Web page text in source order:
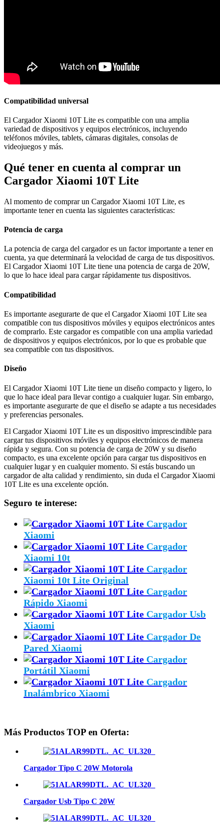
Compatibilidad universal
El Cargador Xiaomi 10T Lite es compatible con una amplia
variedad de dispositivos y equipos electrónicos, incluyendo
teléfonos móviles, tablets, cámaras digitales, consolas de
videojuegos y más.
Qué tener en cuenta al comprar un
Cargador Xiaomi 10T Lite
Al momento de comprar un Cargador Xiaomi 10T Lite, es
importante tener en cuenta las siguientes características:
Potencia de carga
La potencia de carga del cargador es un factor importante a tener en
cuenta, ya que determinará la velocidad de carga de tus dispositivos.
El Cargador Xiaomi 10T Lite tiene una potencia de carga de 20W,
lo que lo hace ideal para cargar rápidamente tus dispositivos.
Compatibilidad
Es importante asegurarte de que el Cargador Xiaomi 10T Lite sea
compatible con tus dispositivos móviles y equipos electrónicos antes
de comprarlo. Este cargador es compatible con una amplia variedad
de dispositivos y equipos electrónicos, por lo que es probable que
sea compatible con tus dispositivos.
Diseño
El Cargador Xiaomi 10T Lite tiene un diseño compacto y ligero, lo
que lo hace ideal para llevar contigo a cualquier lugar. Sin embargo,
es importante asegurarte de que el diseño se adapte a tus necesidades
y preferencias personales.
El Cargador Xiaomi 10T Lite es un dispositivo imprescindible para
cargar tus dispositivos móviles y equipos electrónicos de manera
rápida y segura. Con su potencia de carga de 20W y su diseño
compacto, es una excelente opción para cargar tus dispositivos en
cualquier lugar y en cualquier momento. Si estás buscando un
cargador de alta calidad y rendimiento, sin duda el Cargador Xiaomi
10T Lite es una excelente opción.
Seguro te interese:
Cargador
Xiaomi
Cargador
Xiaomi 10t
Cargador
Xiaomi 10t Lite Original
Cargador
Rápido Xiaomi
Cargador Usb
Xiaomi
Cargador De
Pared Xiaomi
Cargador
Portátil Xiaomi
Cargador
Inalámbrico Xiaomi
Más Productos TOP en Oferta:
Cargador Tipo C 20W Motorola
Cargador Usb Tipo C 20W